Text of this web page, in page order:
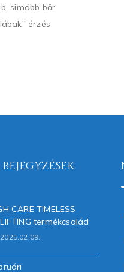
simább bőr
érzés
CARE TIMELESS
termékcsalád
2025.02.09.